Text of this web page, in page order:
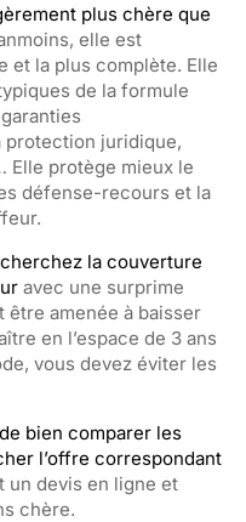
plus chère que
elle est
et la plus complète. Elle
de la formule
protection juridique,
Elle protège mieux le
défense-recours et la
cherchez la couverture
avec une surprime
être amenée à baisser
en l’espace de 3 ans
vous devez éviter les
bien comparer les
l’offre correspondant
un devis en ligne et
chère.